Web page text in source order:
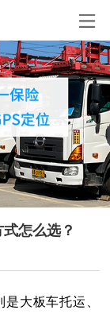
怎么选？
大板车托运、